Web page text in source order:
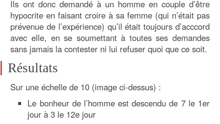
Ils ont donc demandé à un homme en couple d’être
hypocrite en faisant croire à sa femme (qui n’était pas
prévenue de l’expérience) qu’il était toujours d’acccord
avec elle, en se soumettant à toutes ses demandes
sans jamais la contester ni lui refuser quoi que ce soit.
Résultats
Sur une échelle de 10 (image ci-dessus) :
Le bonheur de l’homme est descendu de 7 le 1er
jour à 3 le 12e jour